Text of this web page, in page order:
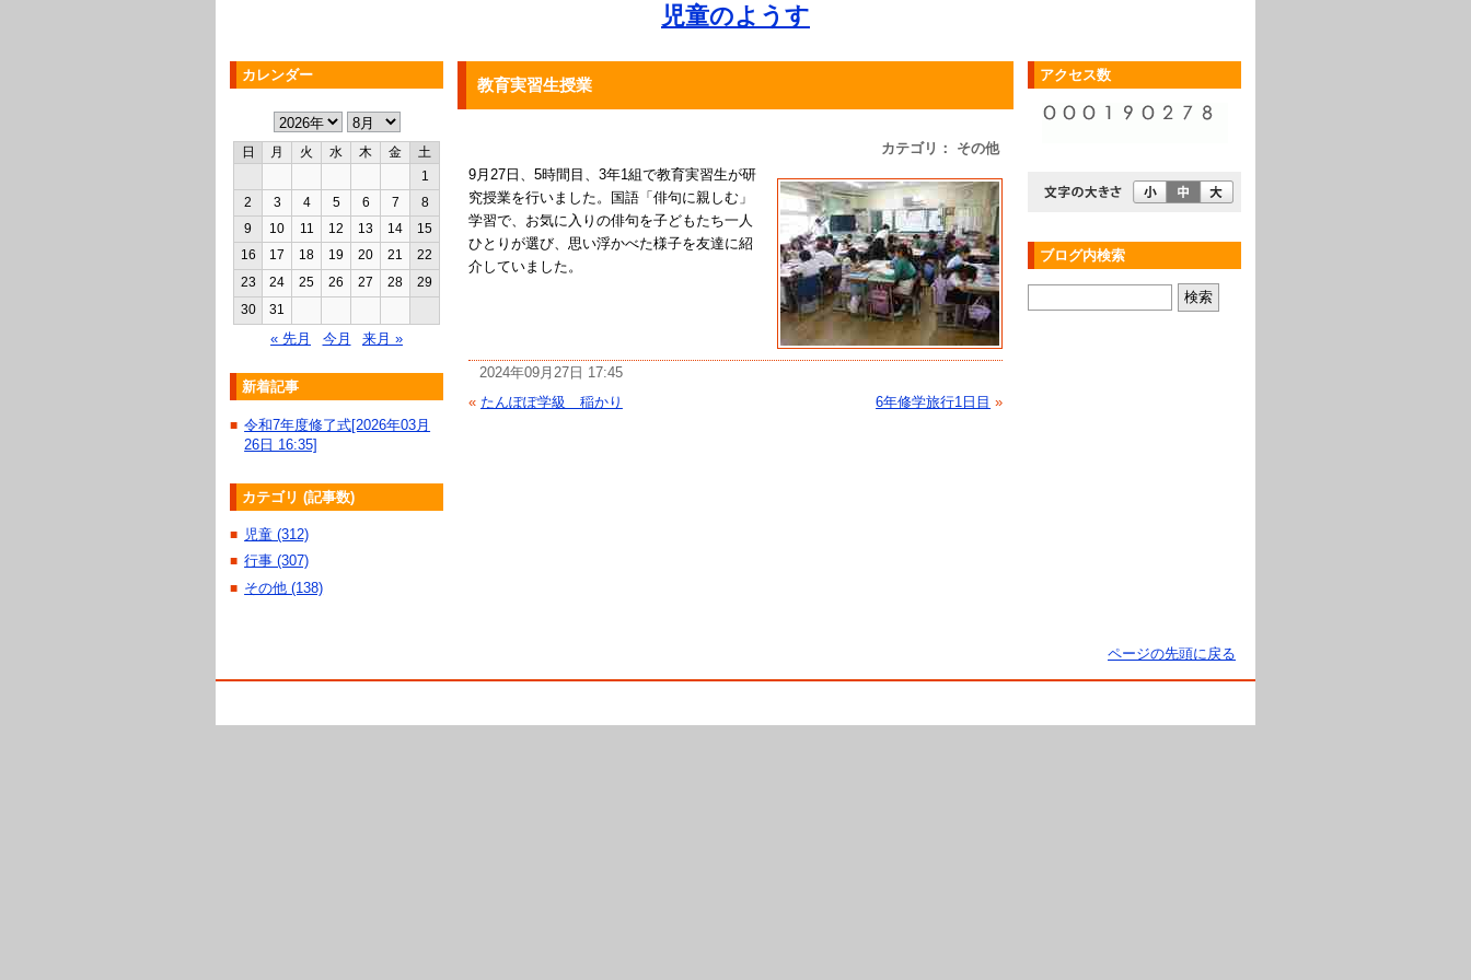
児童のようす
教育実習生授業
カテゴリ： その他
9月27日、5時間目、3年1組で教育実習生が研
究授業を行いました。国語「俳句に親しむ」
学習で、お気に入りの俳句を子どもたち一人
ひとりが選び、思い浮かべた様子を友達に紹
介していました。
2024年09月27日 17:45
« たんぽぽ学級 稲かり 6年修学旅行1日目 »
カレンダー
日 月 火 水 木 金
土
1
2
3 4 5 6 7
8
9
10 11 12 13 14
15
16
17 18 19 20 21
22
23
24 25 26 27 28
29
30
31
« 先月 今月 来月 »
新着記事
■ 令和7年度修了式[2026年03月
26日 16:35]
カテゴリ (記事数)
■ 児童 (312)
■ 行事 (307)
■ その他 (138)
アクセス数
ブログ内検索
ページの先頭に戻る